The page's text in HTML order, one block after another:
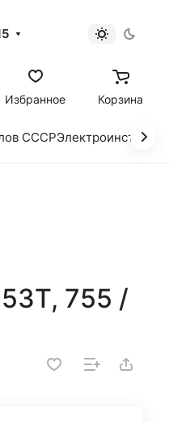
Избранное Корзина
СССР
755 /